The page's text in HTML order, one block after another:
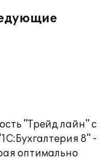
"Трейд лайн" с
8" -
оптимально